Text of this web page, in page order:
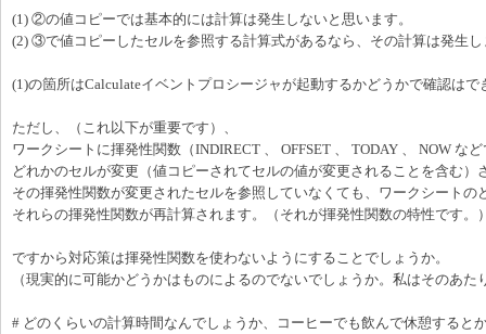
(1) ②の値コピーでは基本的には計算は発生しないと思います。
(2) ③で値コピーしたセルを参照する計算式があるなら、その計算は発生し
(1)の箇所はCalculateイベントプロシージャが起動するかどうかで確認はで
ただし、（これ以下が重要です）、
ワークシートに揮発性関数（INDIRECT 、 OFFSET 、 TODAY 、 NOW な
どれかのセルが変更（値コピーされてセルの値が変更されることを含む）
その揮発性関数が変更されたセルを参照していなくても、ワークシートの
それらの揮発性関数が再計算されます。（それが揮発性関数の特性です。
ですから対応策は揮発性関数を使わないようにすることでしょうか。
（現実的に可能かどうかはものによるのでないでしょうか。私はそのあた
# どのくらいの計算時間なんでしょうか、コーヒーでも飲んで休憩すると